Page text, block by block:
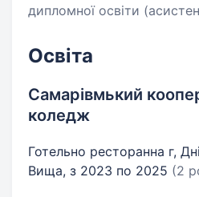
дипломної освіти
Освіта
Самарівмький
коледж
Готельно ресторанна г,
Вища, з 2023 по 2025 (2